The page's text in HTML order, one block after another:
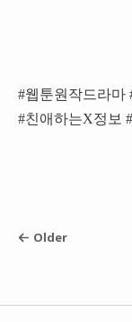
#웹툰원작드라마
#친애하는X정보
Older